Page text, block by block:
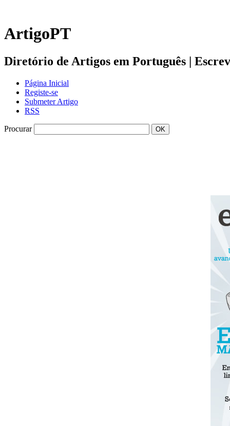
ArtigoPT
Diretório de Artigos em Português |
Página Inicial
Registe-se
Submeter Artigo
RSS
Procurar